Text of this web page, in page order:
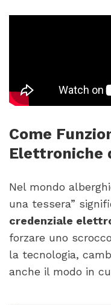
Come
Elettroniche
Nel mondo
una tessera”
credenziale
forzare uno
la tecnologia,
anche il modo in